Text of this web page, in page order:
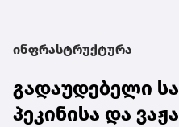
ინფრასტრუქტურა
გადაუდებელი
პეკინისა და